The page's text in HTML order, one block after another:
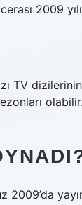
2009
TV
2009’da